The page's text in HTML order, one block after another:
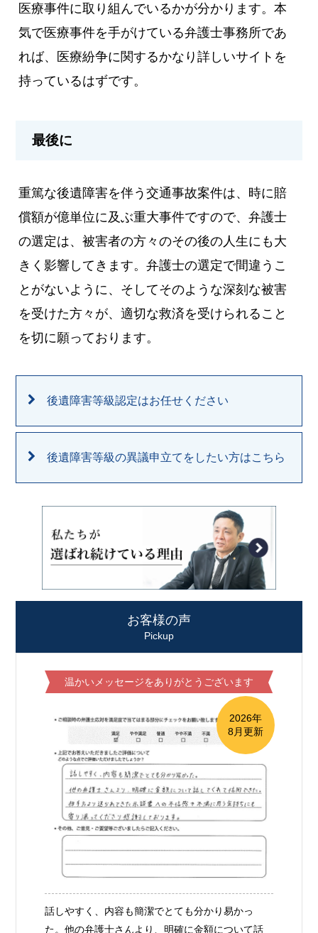
医療事件に取り組んでいるかが分かります。本
気で医療事件を手がけている弁護士事務所であ
れば、医療紛争に関するかなり詳しいサイトを
持っているはずです。
最後に
重篤な後遺障害を伴う交通事故案件は、時に賠
償額が億単位に及ぶ重大事件ですので、弁護士
の選定は、被害者の方々のその後の人生にも大
きく影響してきます。弁護士の選定で間違うこ
とがないように、そしてそのような深刻な被害
を受けた方々が、適切な救済を受けられること
を切に願っております。
後遺障害等級認定はお任せください
後遺障害等級の異議申立てをしたい方はこちら
お客様の声
Pickup
温かいメッセージをありがとうございます
2026年
8月更新
話しやすく、内容も簡潔でとても分かり易かっ
た。他の弁護士さんより、明確に金額について話